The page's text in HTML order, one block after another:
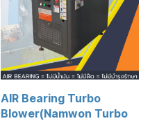
AIR Bearing Turbo
Blower(Namwon Turbo